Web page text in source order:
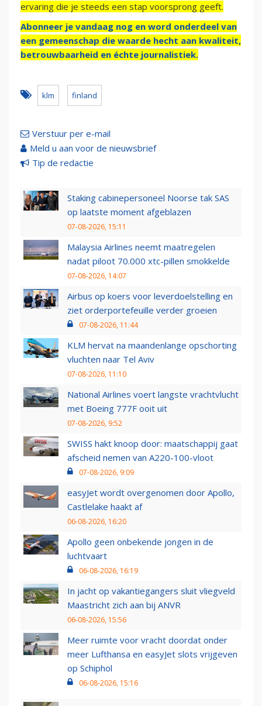
ervaring die je steeds een stap voorsprong geeft.
Abonneer je vandaag nog en word onderdeel van
een gemeenschap die waarde hecht aan kwaliteit,
betrouwbaarheid en échte journalistiek.
klm finland
Verstuur per e-mail
Meld u aan voor de nieuwsbrief
Tip de redactie
Staking cabinepersoneel Noorse tak SAS
op laatste moment afgeblazen
07-08-2026, 15:11
Malaysia Airlines neemt maatregelen
nadat piloot 70.000 xtc-pillen smokkelde
07-08-2026, 14:07
Airbus op koers voor leverdoelstelling en
ziet orderportefeuille verder groeien
07-08-2026, 11:44
KLM hervat na maandenlange opschorting
vluchten naar Tel Aviv
07-08-2026, 11:10
National Airlines voert langste vrachtvlucht
met Boeing 777F ooit uit
07-08-2026, 9:52
SWISS hakt knoop door: maatschappij gaat
afscheid nemen van A220-100-vloot
07-08-2026, 9:09
easyJet wordt overgenomen door Apollo,
Castlelake haakt af
06-08-2026, 16:20
Apollo geen onbekende jongen in de
luchtvaart
06-08-2026, 16:19
In jacht op vakantiegangers sluit vliegveld
Maastricht zich aan bij ANVR
06-08-2026, 15:56
Meer ruimte voor vracht doordat onder
meer Lufthansa en easyJet slots vrijgeven
op Schiphol
06-08-2026, 15:16